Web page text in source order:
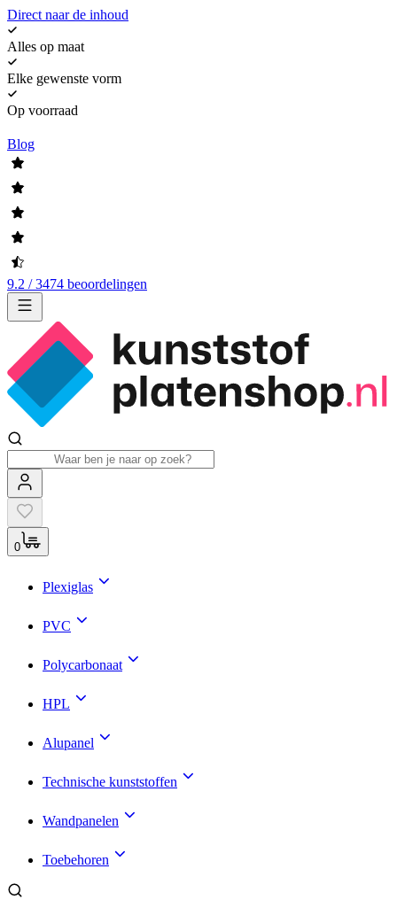
Direct naar de inhoud
Alles op maat
Elke gewenste vorm
Op voorraad
Blog
9.2 / 3474 beoordelingen
0
Plexiglas
PVC
Polycarbonaat
HPL
Alupanel
Technische kunststoffen
Wandpanelen
Toebehoren